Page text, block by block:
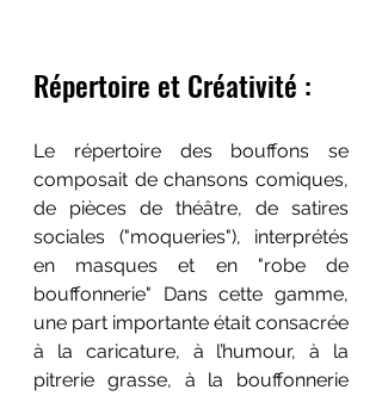
Répertoire et Créativité :
Le répertoire des bouffons se
composait de chansons comiques,
de pièces de théâtre, de satires
sociales ("moqueries"), interprétés
en masques et en "robe de
bouffonnerie" Dans cette gamme,
une part importante était consacrée
à la caricature, à l’humour, à la
pitrerie grasse, à la bouffonnerie